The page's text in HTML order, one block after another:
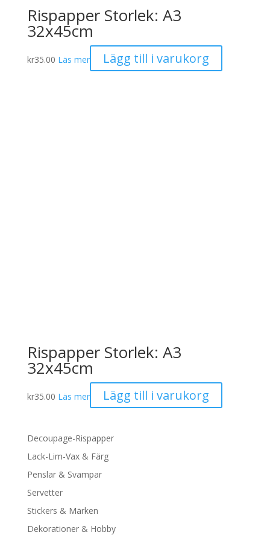
Rispapper Storlek: A3
32x45cm
kr35.00 Läs mer Lägg till i varukorg
Rispapper Storlek: A3
32x45cm
kr35.00 Läs mer Lägg till i varukorg
Decoupage-Rispapper
Lack-Lim-Vax & Färg
Penslar & Svampar
Servetter
Stickers & Märken
Dekorationer & Hobby